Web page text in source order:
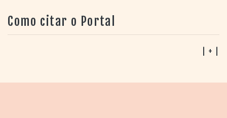
Como citar o Portal
| + |